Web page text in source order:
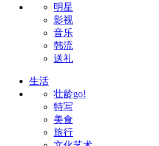
明星
影视
音乐
韩流
送礼
生活
壮龄go!
特写
美食
旅行